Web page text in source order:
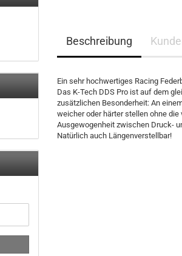
Beschreibung
Ein sehr hochwertiges Racing
Das K-Tech DDS Pro ist auf dem
zusätzlichen Besonderheit: An
weicher oder härter stellen ohne
Ausgewogenheit zwischen Druck-
Natürlich auch Längenverstellbar!